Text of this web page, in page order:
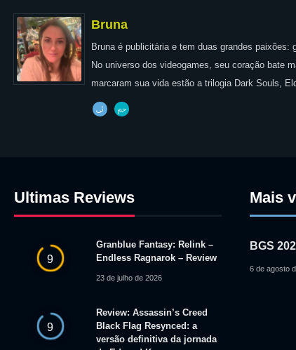
Bruna
Bruna é publicitária e tem duas grandes
No universo dos videogames, seu coração bate
marcaram sua vida estão a trilogia Dark Souls,
Ultimas Reviews
9
Granblue Fantasy: Relink –
Endless Ragnarok – Review
23 de julho de 2026
9
Review: Assassin’s Creed
Black Flag Resynced: a
versão definitiva da jornada
Mais
BGS
6 de agosto